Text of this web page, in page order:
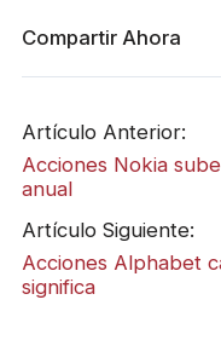
Compartir Ahora
Artículo Anterior:
Acciones Nokia
anual
Artículo Siguiente:
Acciones Alphabet
significa